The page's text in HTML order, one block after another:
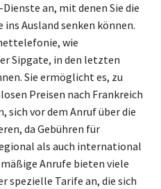
an, mit denen Sie die
Ausland senken können.
wie
Sipgate, in den letzten
Sie ermöglicht es, zu
Preisen nach Frankreich
sich vor dem Anruf über die
da Gebühren für
als auch international
Anrufe bieten viele
spezielle Tarife an, die sich